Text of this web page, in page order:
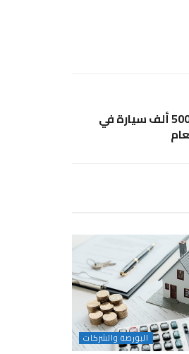
بي واي دي تستهدف بيع 500 ألف سيارة في
البورصة والشركات